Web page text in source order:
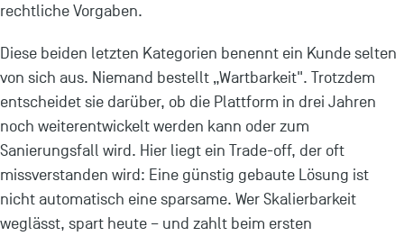
rechtliche Vorgaben.
Diese beiden letzten Kategorien benennt ein Kunde selten
von sich aus. Niemand bestellt „Wartbarkeit". Trotzdem
entscheidet sie darüber, ob die Plattform in drei Jahren
noch weiterentwickelt werden kann oder zum
Sanierungsfall wird. Hier liegt ein Trade-off, der oft
missverstanden wird: Eine günstig gebaute Lösung ist
nicht automatisch eine sparsame. Wer Skalierbarkeit
weglässt, spart heute – und zahlt beim ersten